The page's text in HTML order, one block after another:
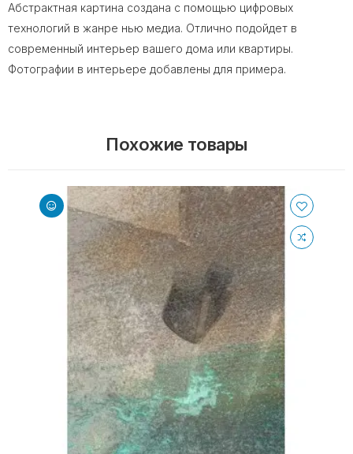
Абстрактная картина создана с помощью цифровых
технологий в жанре нью медиа. Отлично подойдет в
современный интерьер вашего дома или квартиры.
Фотографии в интерьере добавлены для примера.
Похожие товары